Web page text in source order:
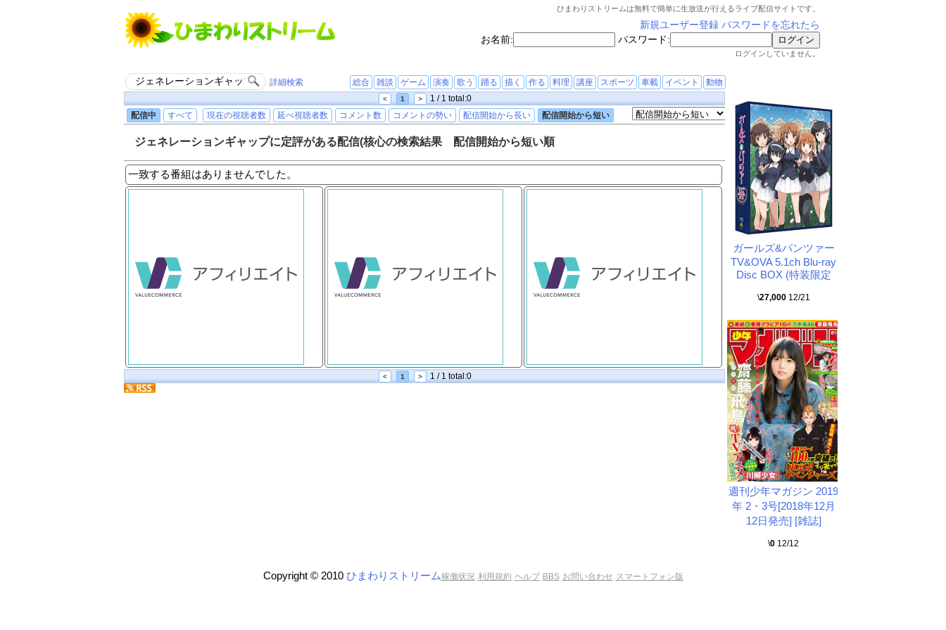
ひまわりストリームは無料で簡単に生放送が行えるライブ配信サイトです。
新規ユーザー登録 パスワードを忘れたら
お名前:
パスワード:
ログインしていません。
詳細検索 総合 雑談 ゲーム 演奏 歌う 踊る 描く 作る 料理 講座 スポーツ 車載 イベント 動物
< 1 >
1 / 1 total:0
配信中
すべて 現在の視聴者数 延べ視聴者数 コメント数 コメントの勢い 配信開始から長い 配信開始から短い
ジェネレーションギャップに定評がある配信(核心の検索結果 配信開始から短い順
一致する番組はありませんでした。
< 1 > 1 / 1 total:0
ガールズ&パンツァー
TV&OVA 5.1ch Blu-ray
Disc BOX (特装限定
\27,00012/21
週刊少年マガジン 2019
年 2・3号[2018年12月
12日発売] [雑誌]
\0 12/12
Copyright © 2010 ひまわりストリーム稼働状況 利用規約 ヘルプ BBS お問い合わせ スマートフォン版